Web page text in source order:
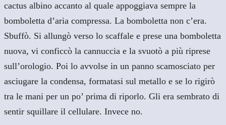
cactus albino accanto al quale appoggiava sempre la
bomboletta d’aria compressa. La bomboletta non c’era.
Sbuffò. Si allungò verso lo scaffale e prese una bomboletta
nuova, vi conficcò la cannuccia e la svuotò a più riprese
sull’orologio. Poi lo avvolse in un panno scamosciato per
asciugare la condensa, formatasi sul metallo e se lo rigirò
tra le mani per un po’ prima di riporlo. Gli era sembrato di
sentir squillare il cellulare. Invece no.